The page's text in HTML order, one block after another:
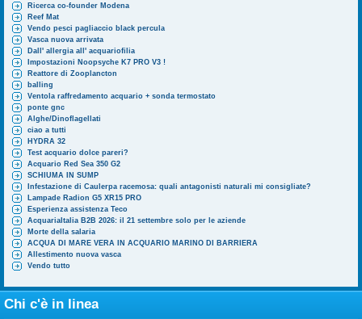
Ricerca co-founder Modena
Reef Mat
Vendo pesci pagliaccio black percula
Vasca nuova arrivata
Dall' allergia all' acquariofilia
Impostazioni Noopsyche K7 PRO V3 !
Reattore di Zooplancton
balling
Ventola raffredamento acquario + sonda termostato
ponte gnc
Alghe/Dinoflagellati
ciao a tutti
HYDRA 32
Test acquario dolce pareri?
Acquario Red Sea 350 G2
SCHIUMA IN SUMP
Infestazione di Caulerpa racemosa: quali antagonisti naturali mi consigliate?
Lampade Radion G5 XR15 PRO
Esperienza assistenza Teco
AcquariaItalia B2B 2026: il 21 settembre solo per le aziende
Morte della salaria
ACQUA DI MARE VERA IN ACQUARIO MARINO DI BARRIERA
Allestimento nuova vasca
Vendo tutto
Chi c'è in linea